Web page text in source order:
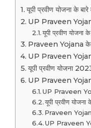
यूपी प्रवीण योजना के बारे
UP Praveen
यूपी प्रवीण योजना
Praveen Yojana के
UP Praveen
यूपी प्रवीण योजना
UP Praveen
UP Praveen
यूपी प्रवीण योजना
Praveen
UP Praveen